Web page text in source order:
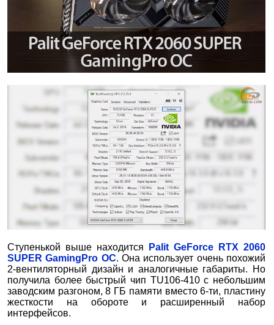
Ступенькой выше находится
Palit GeForce RTX 2060
SUPER GamingPro OC. Она использует очень похожий
2-вентиляторный дизайн и аналогичные габариты. Но
получила более быстрый чип TU106-410 с небольшим
заводским разгоном, 8 ГБ памяти вместо 6-ти, пластину
жесткости на обороте и расширенный набор
интерфейсов.